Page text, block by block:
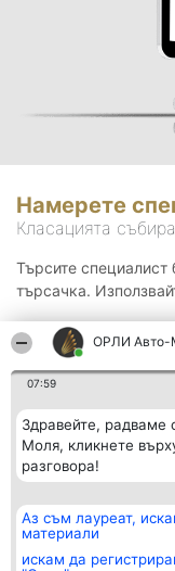
ОРЛИ Aвто-
07:59
Здравейте, радваме
Моля, кликнете
разговора!
Аз съм лауреат,
материали
искам да
Намерете
Класацията
Търсите специалист
търсачка.
Организатор на
класиране
BulevardulAleea Timișul De